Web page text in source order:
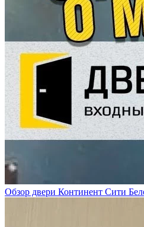
Обзор двери Континент Сити